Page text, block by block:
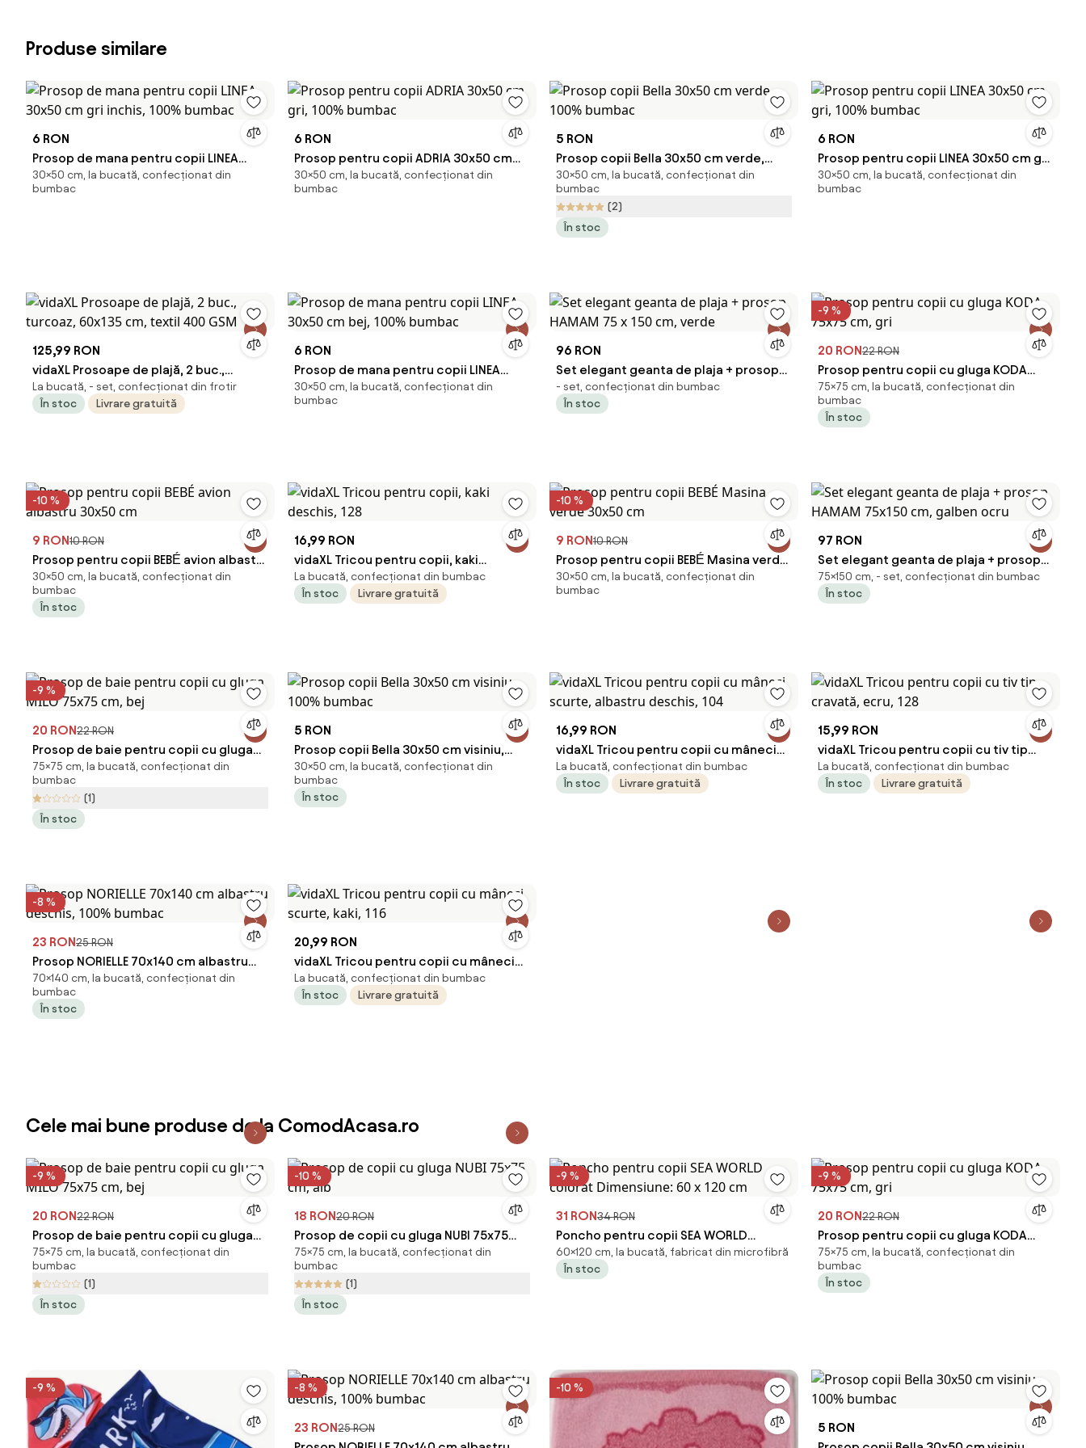
Produse similare
6 RON
Prosop de mana pentru copii LINEA
30x50 cm gri inchis, 100% bumbac
30×50 cm, la bucată, confecționat din
bumbac
6 RON
Prosop pentru copii ADRIA 30x50 cm
gri, 100% bumbac
30×50 cm, la bucată, confecționat din
bumbac
5 RON
Prosop copii Bella 30x50 cm verde,
100% bumbac
30×50 cm, la bucată, confecționat din
bumbac
(2)
În stoc
6 RON
Prosop pentru copii LINEA 30x50 cm gri,
100% bumbac
30×50 cm, la bucată, confecționat din
bumbac
125,99 RON
vidaXL Prosoape de plajă, 2 buc.,
turcoaz, 60x135 cm, textil 400 GSM
La bucată, - set, confecționat din frotir
În stoc
Livrare gratuită
6 RON
Prosop de mana pentru copii LINEA
30x50 cm bej, 100% bumbac
30×50 cm, la bucată, confecționat din
bumbac
96 RON
Set elegant geanta de plaja + prosop
HAMAM 75 x 150 cm, verde
- set, confecționat din bumbac
În stoc
-9 %
20 RON22 RON
Prosop pentru copii cu gluga KODA
75x75 cm, gri
75×75 cm, la bucată, confecționat din
bumbac
În stoc
-10 %
9 RON10 RON
Prosop pentru copii BEBÉ avion albastru
30x50 cm
30×50 cm, la bucată, confecționat din
bumbac
În stoc
16,99 RON
vidaXL Tricou pentru copii, kaki
deschis, 128
La bucată, confecționat din bumbac
În stoc
Livrare gratuită
-10 %
9 RON10 RON
Prosop pentru copii BEBÉ Masina verde
30x50 cm
30×50 cm, la bucată, confecționat din
bumbac
97 RON
Set elegant geanta de plaja + prosop
HAMAM 75x150 cm, galben ocru
75×150 cm, - set, confecționat din bumbac
În stoc
-9 %
20 RON22 RON
Prosop de baie pentru copii cu gluga
MILO 75x75 cm, bej
75×75 cm, la bucată, confecționat din
bumbac
(1)
În stoc
5 RON
Prosop copii Bella 30x50 cm visiniu,
100% bumbac
30×50 cm, la bucată, confecționat din
bumbac
În stoc
16,99 RON
vidaXL Tricou pentru copii cu mâneci
scurte, albastru deschis, 104
La bucată, confecționat din bumbac
În stoc
Livrare gratuită
15,99 RON
vidaXL Tricou pentru copii cu tiv tip
cravată, ecru, 128
La bucată, confecționat din bumbac
În stoc
Livrare gratuită
-8 %
23 RON25 RON
Prosop NORIELLE 70x140 cm albastru
deschis, 100% bumbac
70×140 cm, la bucată, confecționat din
bumbac
În stoc
20,99 RON
vidaXL Tricou pentru copii cu mâneci
scurte, kaki, 116
La bucată, confecționat din bumbac
În stoc
Livrare gratuită
Cele mai bune produse de la ComodAcasa.ro
-9 %
20 RON22 RON
Prosop de baie pentru copii cu gluga
MILO 75x75 cm, bej
75×75 cm, la bucată, confecționat din
bumbac
(1)
În stoc
-10 %
18 RON20 RON
Prosop de copii cu gluga NUBI 75x75
cm, alb
75×75 cm, la bucată, confecționat din
bumbac
(1)
În stoc
-9 %
31 RON34 RON
Poncho pentru copii SEA WORLD
colorat Dimensiune: 60 x 120 cm
60×120 cm, la bucată, fabricat din microfibră
În stoc
-9 %
20 RON22 RON
Prosop pentru copii cu gluga KODA
75x75 cm, gri
75×75 cm, la bucată, confecționat din
bumbac
În stoc
-9 % -8 %
23 RON25 RON
-10 %
5 RON